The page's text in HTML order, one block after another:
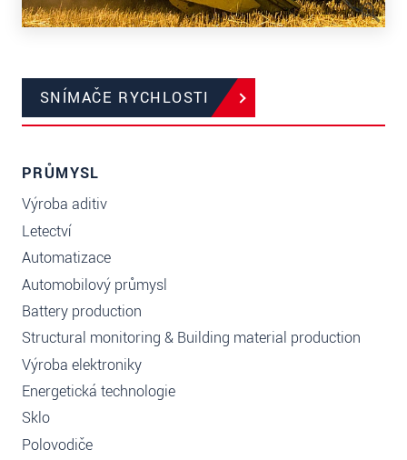
SNÍMAČE RYCHLOSTI
PRŮMYSL
Výroba aditiv
Letectví
Automatizace
Automobilový průmysl
Battery production
Structural monitoring & Building material production
Výroba elektroniky
Energetická technologie
Sklo
Polovodiče